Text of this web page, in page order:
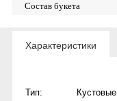
Состав букета
Характеристики
Тип: Кустовые